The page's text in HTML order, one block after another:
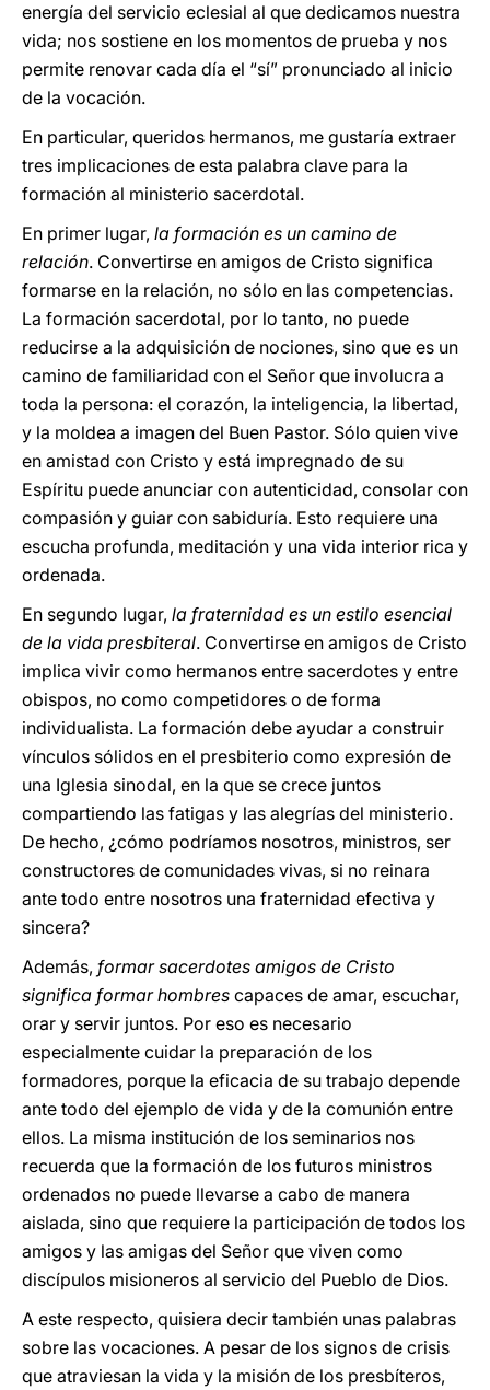
energía del servicio eclesial al que dedicamos nuestra
vida; nos sostiene en los momentos de prueba y nos
permite renovar cada día el “sí” pronunciado al inicio
de la vocación.
En particular, queridos hermanos, me gustaría extraer
tres implicaciones de esta palabra clave para la
formación al ministerio sacerdotal.
En primer lugar, la formación es un camino de
relación. Convertirse en amigos de Cristo significa
formarse en la relación, no sólo en las competencias.
La formación sacerdotal, por lo tanto, no puede
reducirse a la adquisición de nociones, sino que es un
camino de familiaridad con el Señor que involucra a
toda la persona: el corazón, la inteligencia, la libertad,
y la moldea a imagen del Buen Pastor. Sólo quien vive
en amistad con Cristo y está impregnado de su
Espíritu puede anunciar con autenticidad, consolar con
compasión y guiar con sabiduría. Esto requiere una
escucha profunda, meditación y una vida interior rica y
ordenada.
En segundo lugar, la fraternidad es un estilo esencial
de la vida presbiteral. Convertirse en amigos de Cristo
implica vivir como hermanos entre sacerdotes y entre
obispos, no como competidores o de forma
individualista. La formación debe ayudar a construir
vínculos sólidos en el presbiterio como expresión de
una Iglesia sinodal, en la que se crece juntos
compartiendo las fatigas y las alegrías del ministerio.
De hecho, ¿cómo podríamos nosotros, ministros, ser
constructores de comunidades vivas, si no reinara
ante todo entre nosotros una fraternidad efectiva y
sincera?
Además, formar sacerdotes amigos de Cristo
significa formar hombres capaces de amar, escuchar,
orar y servir juntos. Por eso es necesario
especialmente cuidar la preparación de los
formadores, porque la eficacia de su trabajo depende
ante todo del ejemplo de vida y de la comunión entre
ellos. La misma institución de los seminarios nos
recuerda que la formación de los futuros ministros
ordenados no puede llevarse a cabo de manera
aislada, sino que requiere la participación de todos los
amigos y las amigas del Señor que viven como
discípulos misioneros al servicio del Pueblo de Dios.
A este respecto, quisiera decir también unas palabras
sobre las vocaciones. A pesar de los signos de crisis
que atraviesan la vida y la misión de los presbíteros,